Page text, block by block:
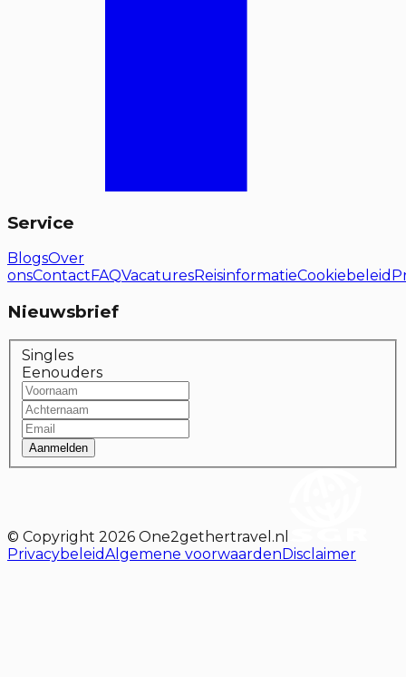
Service
BlogsOver
onsContact FAQVacaturesReisinformatieCookiebeleid
Nieuwsbrief
Singles
Eenouders
Aanmelden
© Copyright 2026 One2gethertravel.nl
PrivacybeleidAlgemene voorwaardenDisclaimer